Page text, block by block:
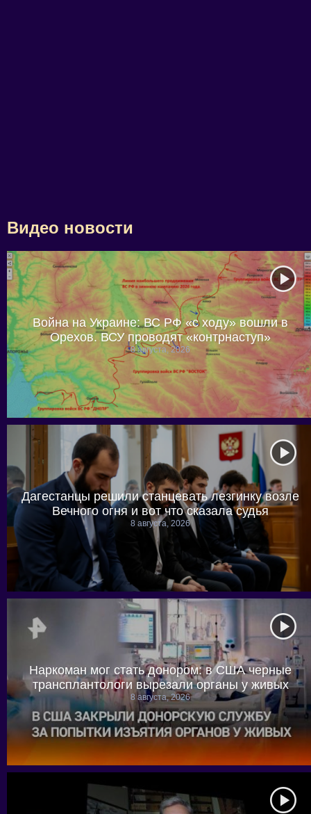
Видео новости
Война на Украине: ВС РФ «с ходу» вошли в
Орехов. ВСУ проводят «контрнаступ»
8 августа, 2026
Дагестанцы решили станцевать лезгинку возле
Вечного огня и вот что сказала судья
8 августа, 2026
Наркоман мог стать донором: в США черные
трансплантологи вырезали органы у живых
8 августа, 2026